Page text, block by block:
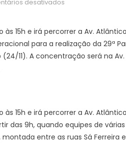
desativados
Rio
apresenta
o
29ª
Parada
do
15h e irá percorrer a Av.
para a realização da 29ª
11). A concentração será na
15h e irá percorrer a Av.
das 9h, quando equipes de
entre as ruas Sá Ferreira